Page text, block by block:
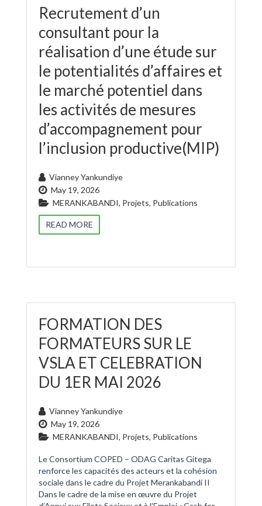
Recrutement d’un
consultant pour la
réalisation d’une étude sur
le potentialités d’affaires et
le marché potentiel dans
les activités de mesures
d’accompagnement pour
l’inclusion productive(MIP)
Vianney Yankundiye
May 19, 2026
MERANKABANDI, Projets, Publications
READ MORE
FORMATION DES
FORMATEURS SUR LE
VSLA ET CELEBRATION
DU 1ER MAI 2026
Vianney Yankundiye
May 19, 2026
MERANKABANDI, Projets, Publications
Le Consortium COPED – ODAG Caritas Gitega
renforce les capacités des acteurs et la cohésion
sociale dans le cadre du Projet Merankabandi II
Dans le cadre de la mise en œuvre du Projet